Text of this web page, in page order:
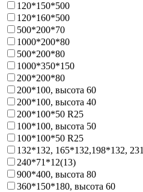
120*150*500
120*160*500
500*200*70
1000*200*80
500*200*80
1000*350*150
200*200*80
200*100, высота 60
200*100, высота 40
200*100*50 R25
100*100, высота 50
100*100*50 R25
132*132, 165*132,198*132,
240*71*12(13)
900*400, высота 80
360*150*180, высота 60